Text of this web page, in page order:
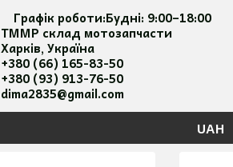
Графік роботи:Будні: 9:00–18:00
ТММР склад мотозапчасти
Харків, Україна
+380 (66) 165-83-50
+380 (93) 913-76-50
dima2835@gmail.com
UAH